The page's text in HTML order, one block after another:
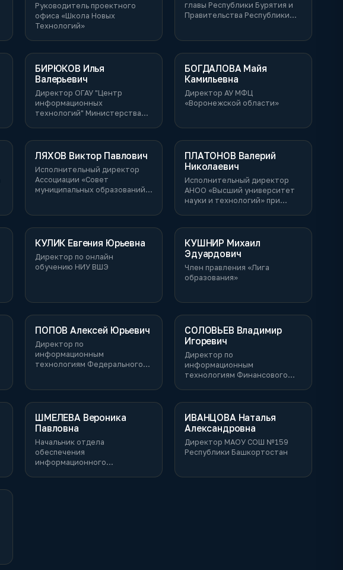
Руководитель проектного
офиса «Школа Новых
Технологий»
главы Республики Бурятия и
Правительства Республики
БИРЮКОВ Илья
Валерьевич
Директор ОГАУ "Центр
информационных
технологий" Министерства
БОГДАЛОВА Майя
Камильевна
Директор АУ МФЦ
«Воронежской области»
ЛЯХОВ Виктор Павлович
Исполнительный директор
Ассоциации «Совет
муниципальных образований
ПЛАТОНОВ Валерий
Николаевич
Исполнительный директор
АНОО «Высший университет
науки и технологий» при
КУЛИК Евгения Юрьевна
Директор по онлайн
обучению НИУ ВШЭ
КУШНИР Михаил
Эдуардович
Член правления «Лига
образования»
ПОПОВ Алексей Юрьевич
Директор по
информационным
технологиям Федерального
СОЛОВЬЕВ Владимир
Игоревич
Директор по
информационным
технологиям Финансового
ШМЕЛЕВА Вероника
Павловна
Начальник отдела
обеспечения
информационного
ИВАНЦОВА Наталья
Александровна
Директор МАОУ СОШ №159
Республики Башкортостан